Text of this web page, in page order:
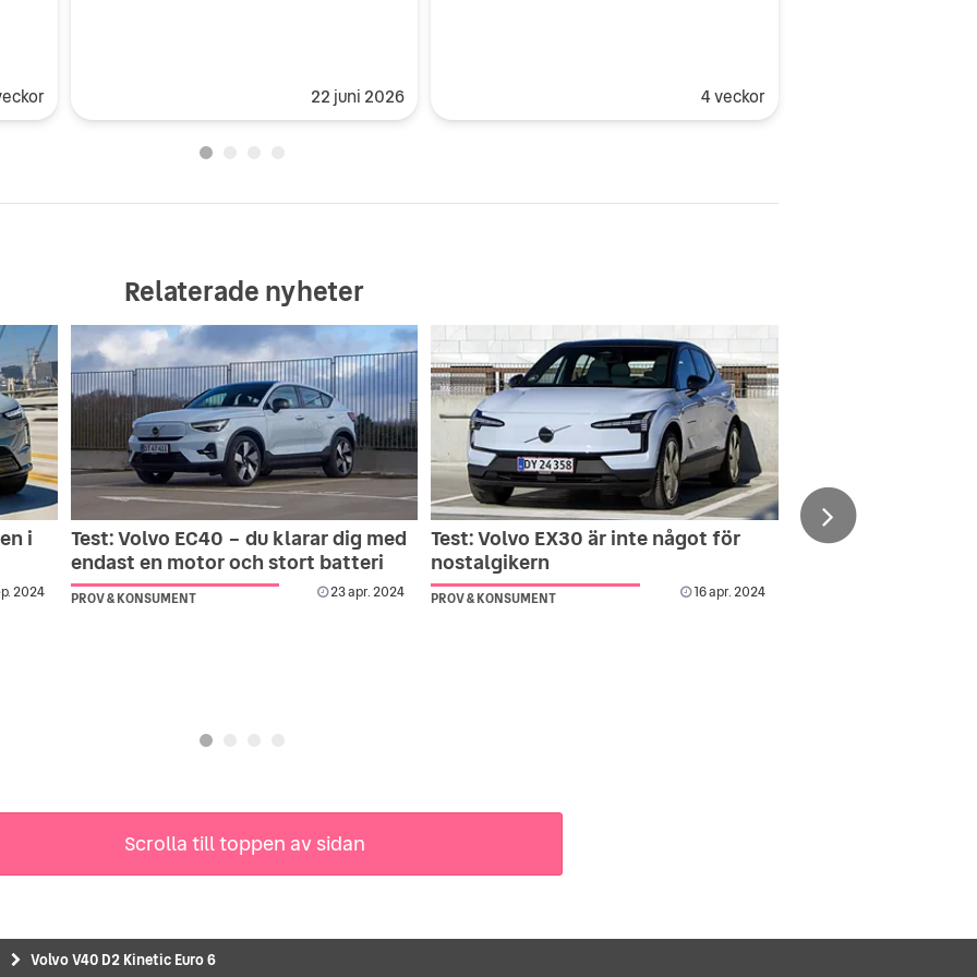
22 juni 2026 4 veckor
Relaterade nyheter
i
2024
Test: Volvo EC40 – du klarar dig med
endast en motor och stort batteri
PROV & KONSUMENT 23 apr. 2024
Test: Volvo EX30 är inte något för
nostalgikern
PROV & KONSUMENT 16 apr. 2024
Scrolla till toppen av sidan
Volvo V40 D2 Kinetic Euro 6